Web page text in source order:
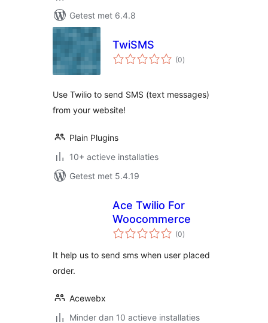
Getest met 6.4.8
TwiSMS
(0totaal
waarderingen
)
Use Twilio to send SMS (text messages)
from your website!
Plain Plugins
10+ actieve installaties
Getest met 5.4.19
Ace Twilio For
Woocommerce
(0totaal
waarderingen
)
It help us to send sms when user placed
order.
Acewebx
Minder dan 10 actieve installaties